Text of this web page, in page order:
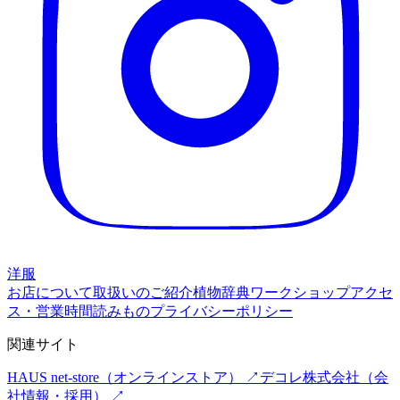
洋服
お店について取扱いのご紹介植物辞典ワークショップアクセ
ス・営業時間読みものプライバシーポリシー
関連サイト
HAUS net-store （オンラインストア） ↗ デコレ株式会社 （会
社情報・採用） ↗